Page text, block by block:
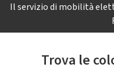
Il servizio di mobilità
Trova le